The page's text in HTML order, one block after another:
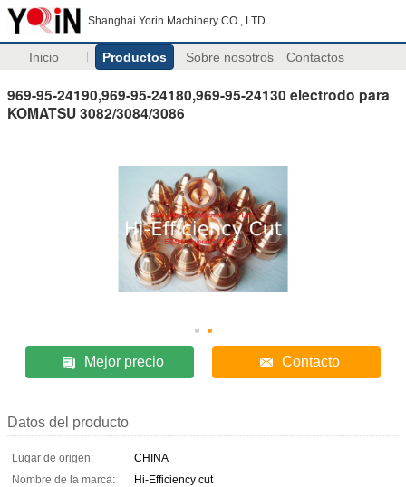
Shanghai Yorin Machinery CO., LTD.
Inicio Productos Sobre nosotros Contactos
969-95-24190,969-95-24180,969-95-24130 electrodo para
KOMATSU 3082/3084/3086
Mejor precio Contacto
Datos del producto
Lugar de origen:
CHINA
Nombre de la marca:
Hi-Efficiency cut